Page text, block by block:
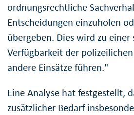
ordnungsrechtliche
Entscheidungen einzuholen
übergeben. Dies wird zu einer
Verfügbarkeit der
andere Einsätze führen."
Eine Analyse hat festgestellt,
zusätzlicher Bedarf